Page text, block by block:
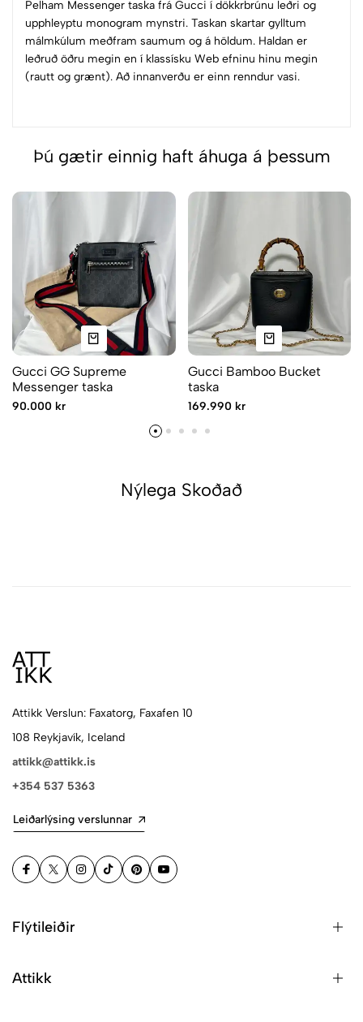
Pelham Messenger taska frá Gucci í dökkrbrúnu leðri og
upphleyptu monogram mynstri. Taskan skartar gylltum
málmkúlum meðfram saumum og á höldum. Haldan er
leðruð öðru megin en í klassísku Web efninu hinu megin
(rautt og grænt). Að innanverðu er einn renndur vasi.
Þú gætir einnig haft áhuga á þessum
Gucci GG Supreme
Messenger taska
90.000 kr
Gucci Bamboo Bucket
taska
169.990 kr
Nýlega Skoðað
Attikk Verslun: Faxatorg, Faxafen 10
108 Reykjavík, Iceland
attikk@attikk.is
+354 537 5363
Leiðarlýsing verslunnar
Flýtileiðir
Attikk